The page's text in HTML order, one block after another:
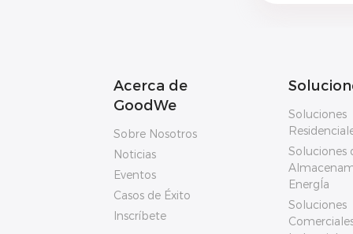
Acerca de
GoodWe
Sobre Nosotros
Noticias
Eventos
Casos de Éxito
Inscríbete
Soluciones
Soluciones
EnergÍa
Soluciones